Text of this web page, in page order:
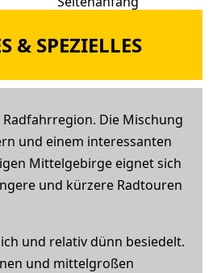
& SPEZIELLES
Die Mischung
und einem interessanten
Mittelgebirge eignet sich
und kürzere Radtouren
und relativ dünn besiedelt.
und mittelgroßen